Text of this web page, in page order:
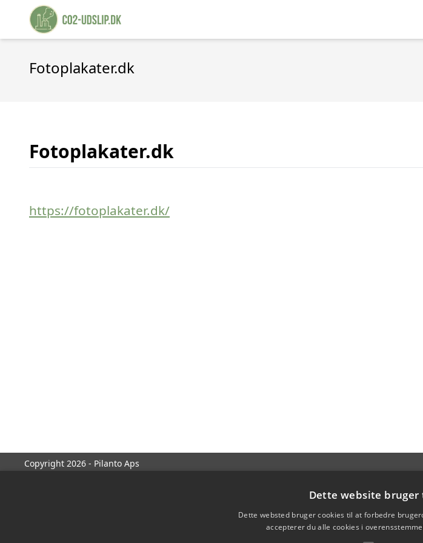
Fotoplakater.dk
Fotoplakater.dk
https://fotoplakater.dk/
Copyright 2026 - Pilanto Aps
Dette website bruger
Dette websted bruger cookies til at forbedre
accepterer du alle cookies i